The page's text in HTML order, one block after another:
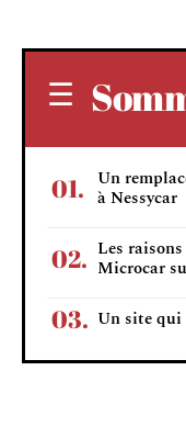
Un
à Nessycar
Les
Microcar
Un site qui